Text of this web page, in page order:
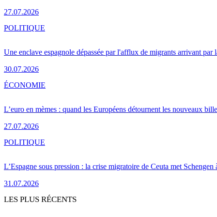
27.07.2026
Une enclave espagnole dépassée par l'afflux de migrants arrivant par
30.07.2026
POLITIQUE
L’euro en mèmes : quand les Européens détournent les nouveaux
27.07.2026
ÉCONOMIE
L’Espagne sous pression : la crise migratoire de Ceuta met Schengen
31.07.2026
POLITIQUE
LES PLUS RÉCENTS